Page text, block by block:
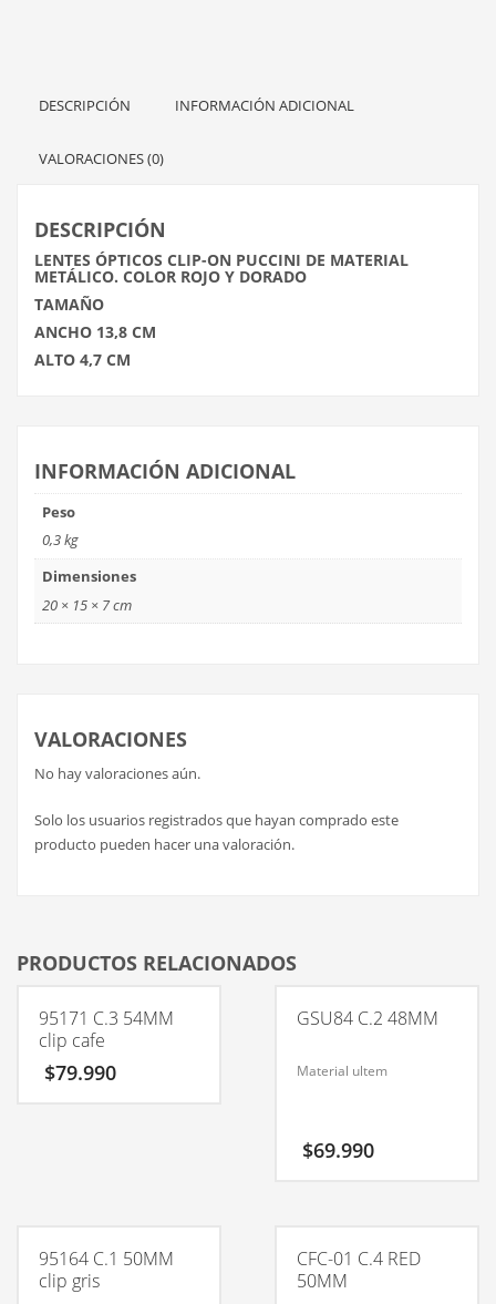
DESCRIPCIÓN INFORMACIÓN ADICIONAL
VALORACIONES (0)
DESCRIPCIÓN
LENTES ÓPTICOS CLIP-ON PUCCINI DE MATERIAL
METÁLICO. COLOR ROJO Y DORADO
TAMAÑO
ANCHO 13,8 CM
ALTO 4,7 CM
INFORMACIÓN ADICIONAL
Peso
0,3 kg
Dimensiones
20 × 15 × 7 cm
VALORACIONES
No hay valoraciones aún.
Solo los usuarios registrados que hayan comprado este
producto pueden hacer una valoración.
PRODUCTOS RELACIONADOS
95171 C.3 54MM
clip cafe
$79.990
GSU84 C.2 48MM
Material ultem
$69.990
95164 C.1 50MM
clip gris
CFC-01 C.4 RED
50MM